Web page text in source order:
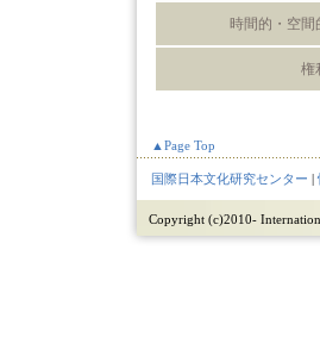
時間的・空間
権
▲Page Top
国際日本文化研究センター |
Copyright (c)2010-